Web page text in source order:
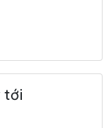
tới